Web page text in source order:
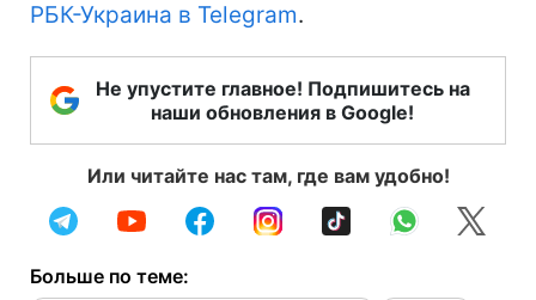
РБК-Украина в Telegram.
Не упустите главное! Подпишитесь на
наши обновления в Google!
Или читайте нас там, где вам удобно!
Больше по теме: